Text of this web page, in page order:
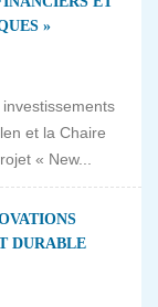
»
et la Chaire
« New...
DURABLE